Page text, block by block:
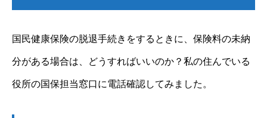
国民健康保険の脱退手続きをするときに、保険料の未納
分がある場合は、どうすればいいのか？私の住んでいる
役所の国保担当窓口に電話確認してみました。